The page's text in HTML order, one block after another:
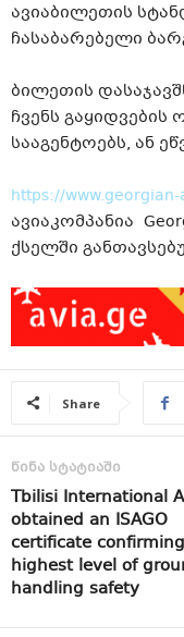
ავიაბილეთის
ჩასაბარებელი
ბილეთის
ჩვენს
სააგენტოებს, ან
https://
ავიაკომპანია
ქსელში
Share
წინა სტატიაში
Tbilisi International
obtained an ISAGO
certificate
highest level of
handling safety